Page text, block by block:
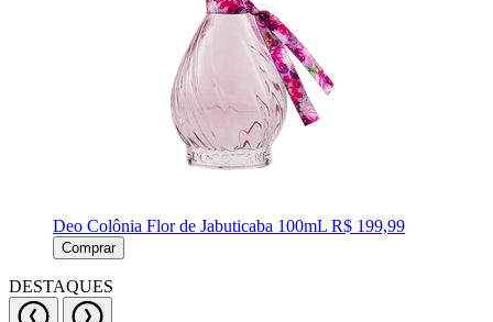
Deo Colônia Flor de Jabuticaba 100mL R$ 199,99
Comprar
DESTAQUES